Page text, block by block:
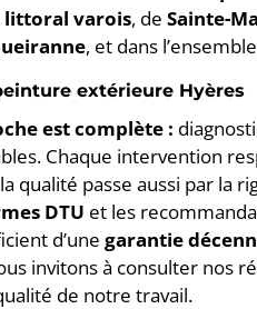
littoral varois, de Sainte-
, et dans
extérieure Hyères
est complète :
Chaque intervention
qualité passe aussi par la
DTU et les
d’une garantie
invitons à consulter nos
de notre travail.